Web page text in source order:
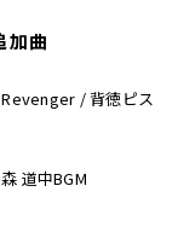
加曲
/ 背徳ピス
道中BGM